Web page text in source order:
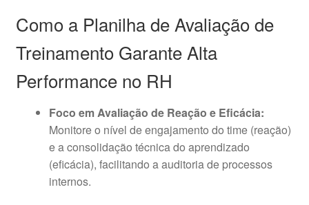
Como a Planilha de Avaliação de
Treinamento Garante Alta
Performance no RH
Foco em Avaliação de Reação e Eficácia:
Monitore o nível de engajamento do time (reação)
e a consolidação técnica do aprendizado
(eficácia), facilitando a auditoria de processos
internos.